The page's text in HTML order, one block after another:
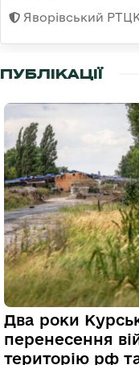
Яворівський
ПУБЛІКАЦІЇ
Два роки
перенесення
територію рф